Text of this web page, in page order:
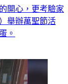
開心，更考驗家
舉辦萬聖節活
。